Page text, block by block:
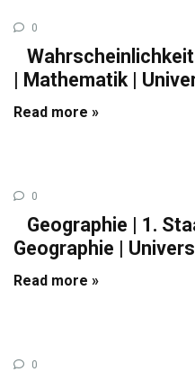
0
| Mathematik |
Read more »
0
Geographie | 1.
Geographie |
Read more »
0